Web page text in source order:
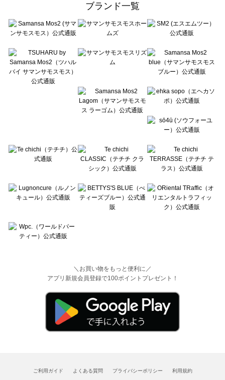
sō4ū（ソウフォーユー）のその他雑貨一覧
Te chichi（テチチ）のその他雑貨一覧
Te chichi CLASSIC（テチチ クラシック）のその他雑貨一覧
Lugnoncure（ルノンキュール）のその他雑貨一覧
BETTY'S BLUE（べティーズブルー）のその他雑貨一覧
Wpc.（ワールドパーティー）のその他雑貨一覧
ブランド一覧
＼お買い物をもっと便利に／
アプリ新規会員登録で100ポイントプレゼント！
ご利用ガイド よくある質問 プライバシーポリシー 利用規約